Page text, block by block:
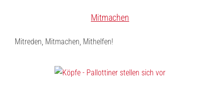
Mitmachen
Mitreden, Mitmachen, Mithelfen!